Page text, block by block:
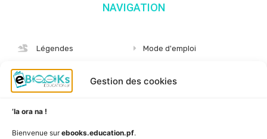
Gestion des cookies
’Ia ora na !
Bienvenue surebooks.education.pf.
NAVIGATION
Légendes
Albums
Langues
Niveaux
AudioBooks
Mode d'emploi